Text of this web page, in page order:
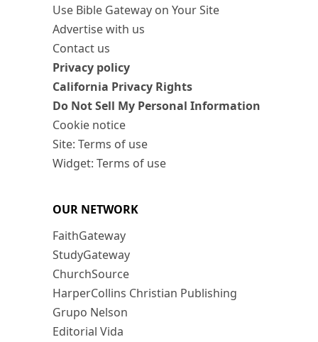
Use Bible Gateway on Your Site
Advertise with us
Contact us
Privacy policy
California Privacy Rights
Do Not Sell My Personal Information
Cookie notice
Site: Terms of use
Widget: Terms of use
OUR NETWORK
FaithGateway
StudyGateway
ChurchSource
HarperCollins Christian Publishing
Grupo Nelson
Editorial Vida